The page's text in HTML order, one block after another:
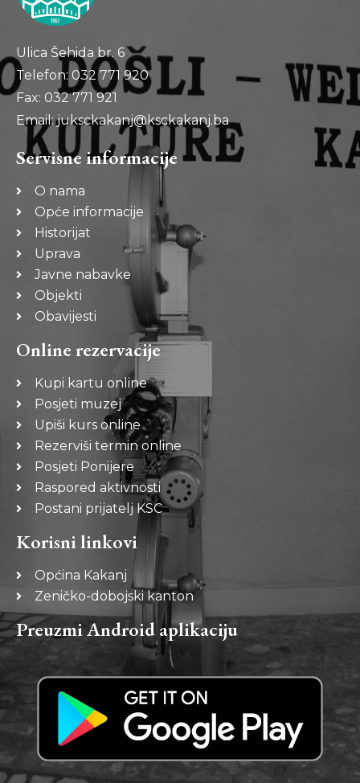
Ulica Šehida br. 6
Telefon: 032 771 920
Fax: 032 771 921
Email: juksckakanj@ksckakanj.ba
Servisne informacije
O nama
Opće informacije
Historijat
Uprava
Javne nabavke
Objekti
Obavijesti
Online rezervacije
Kupi kartu online
Posjeti muzej
Upiši kurs online
Rezerviši termin online
Posjeti Ponijere
Raspored aktivnosti
Postani prijatelj KSC
Korisni linkovi
Općina Kakanj
Zeničko-dobojski kanton
Preuzmi Android aplikaciju